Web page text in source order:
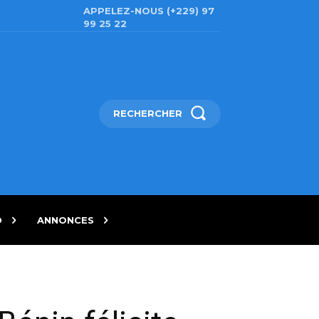
APPELEZ-NOUS (+229) 97
99 25 22
RECHERCHER
ANNONCES